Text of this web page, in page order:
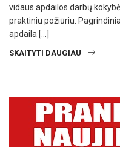
vidaus apdailos darbų
praktiniu požiūriu.
apdaila […]
SKAITYTI DAUGIAU